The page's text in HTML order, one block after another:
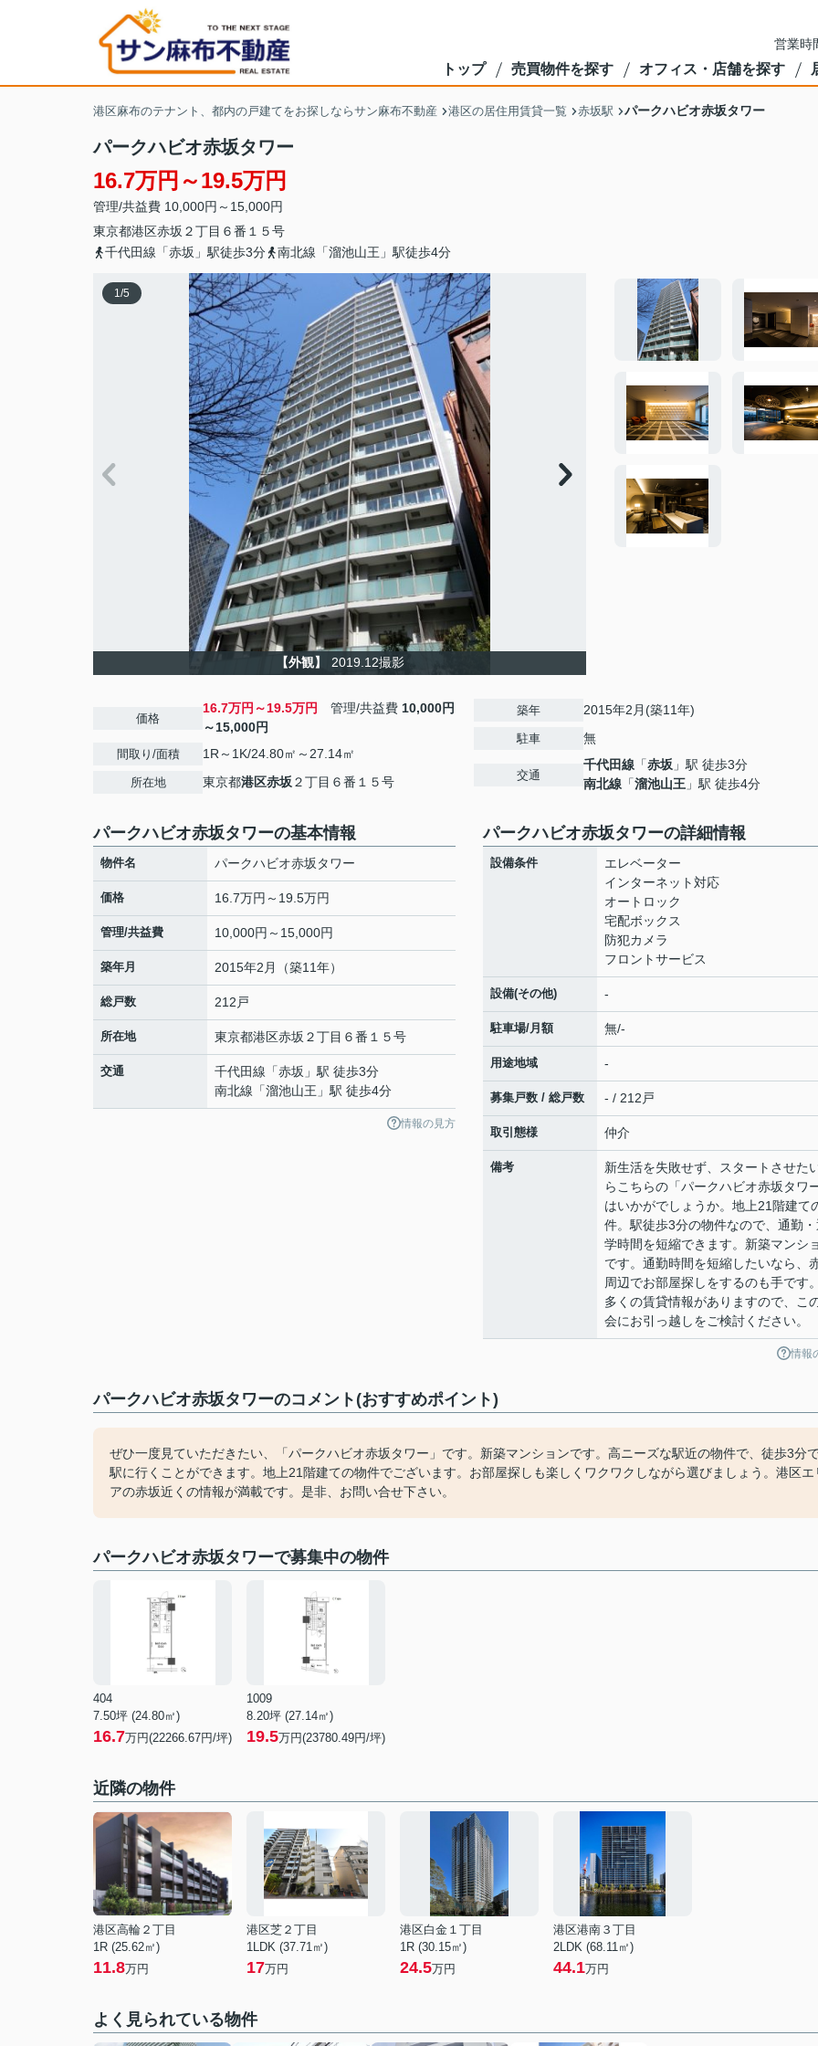
営業時
トップ 売買物件を探す オフィス・店舗を探す
港区麻布のテナント、都内の戸建てをお探しならサン麻布不動産 港区の居住用賃貸一覧 赤坂駅 パークハビオ赤坂タワー
パークハビオ赤坂タワー
16.7万円～19.5万円
管理/共益費 10,000円～15,000円
東京都港区赤坂 ２丁目６番１５号
千代田線「赤坂」駅徒歩3分
南北線「溜池山王」駅徒歩4分
1/5
【外観】 2019.12撮影
価格
16.7万円～19.5万円 管理/共益費 10,000円
～15,000円
間取り/面積 1R～1K/24.80㎡～27.14㎡
所在地 東京都港区赤坂 ２丁目６番１５号
築年 2015年2月(築11年)
駐車 無
交通
千代田線 「赤坂 」駅 徒歩3分
南北線 「溜池山王 」駅 徒歩4分
パークハビオ赤坂タワーの基本情報
物件名 パークハビオ赤坂タワー
価格 16.7万円～19.5万円
管理/共益費 10,000円～15,000円
築年月 2015年2月（築11年）
総戸数 212戸
所在地 東京都港区赤坂 ２丁目６番１５号
交通 千代田線 「赤坂 」駅 徒歩3分
南北線 「溜池山王 」駅 徒歩4分
情報の見方
パークハビオ赤坂タワーの詳細情報
設備条件
エレベーター
インターネット対応
オートロック
宅配ボックス
防犯カメラ
フロントサービス
設備(その他) -
駐車場/月額 無/-
用途地域 -
募集戸数 / 総戸数 - / 212戸
取引態様 仲介
備考
新生活を失敗せず、スタートさせた
らこちらの「パークハビオ赤坂タワー
はいかがでしょうか。地上21階建て
件。駅徒歩3分の物件なので、通勤・
学時間を短縮できます。新築マンシ
です。通勤時間を短縮したいなら、
周辺でお部屋探しをするのも手です
多くの賃貸情報がありますので、こ
会にお引っ越しをご検討ください。
情報
パークハビオ赤坂タワーのコメント(おすすめポイント)
ぜひ一度見ていただきたい、「パークハビオ赤坂タワー」です。新築マンションです。高ニーズな駅近の物件で、徒歩3分
駅に行くことができます。地上21階建ての物件でございます。お部屋探しも楽しくワクワクしながら選びましょう。港区エ
アの赤坂近くの情報が満載です。是非、お問い合せ下さい。
パークハビオ赤坂タワーで募集中の物件
404
7.50坪 (24.80㎡)
16.7万円(22266.67円/坪)
1009
8.20坪 (27.14㎡)
19.5万円(23780.49円/坪)
近隣の物件
港区高輪２丁目
1R (25.62㎡)
11.8万円
港区芝２丁目
1LDK (37.71㎡)
17万円
港区白金１丁目
1R (30.15㎡)
24.5万円
港区港南３丁目
2LDK (68.11㎡)
44.1万円
よく見られている物件